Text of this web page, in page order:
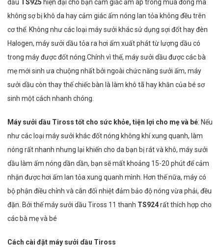
dầu TS925 hiện đại cho bạn cảm giác ấm áp trong mùa đông mà
không sợ bị khô da hay cảm giác ấm nóng lan tỏa không đều trên
cơ thể. Không như các loại máy sưởi khác sử dụng sợi đốt hay đèn
Halogen, máy sưởi dầu tỏa ra hơi ấm xuất phát từ lượng dầu có
trong máy được đốt nóng.Chính vì thế, máy sưởi dầu được các bà
mẹ mới sinh ưa chuộng nhất bởi ngoài chức năng sưởi ấm, máy
sưởi dầu còn thay thế chiếc bàn là làm khô tã hay khăn của bé sơ
sinh một cách nhanh chóng.
Máy sưởi dầu Tiross tốt cho sức khỏe, tiện lợi cho mẹ và bé: Nếu
như các loại máy sưởi khác đốt nóng không khí xung quanh, làm
nóng rất nhanh nhưng lại khiến cho da bạn bị rát và khô, máy sưởi
dầu làm ấm nóng dần dần, bạn sẽ mất khoảng 15-20 phút để cảm
nhận được hơi ấm lan tỏa xung quanh mình. Hơn thế nữa, máy có
bộ phận điều chỉnh và cân đối nhiệt đảm bảo độ nóng vừa phải, đều
đặn. Bởi thế máy sưởi dầu Tiross 11 thanh TS924rất thích hợp cho
các bà mẹ và bé
Cách cài đặt máy sưởi dầu Tiross